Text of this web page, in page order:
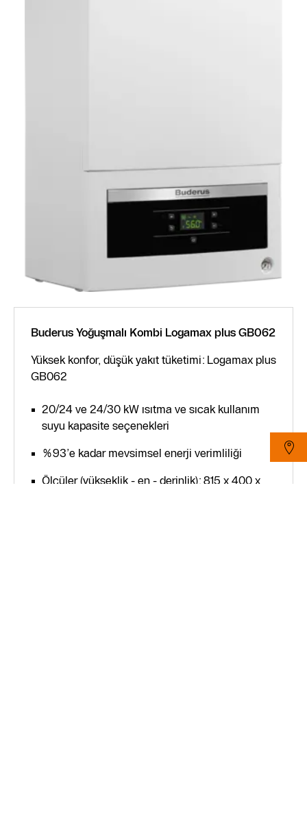
Buderus Yoğuşmalı Kombi Logamax plus GB062
Yüksek konfor, düşük yakıt tüketimi: Logamax plus
GB062
20/24 ve 24/30 kW ısıtma ve sıcak kullanım
suyu kapasite seçenekleri
%93’e kadar mevsimsel enerji verimliliği
Ölçüler (yükseklik - en - derinlik): 815 x 400 x